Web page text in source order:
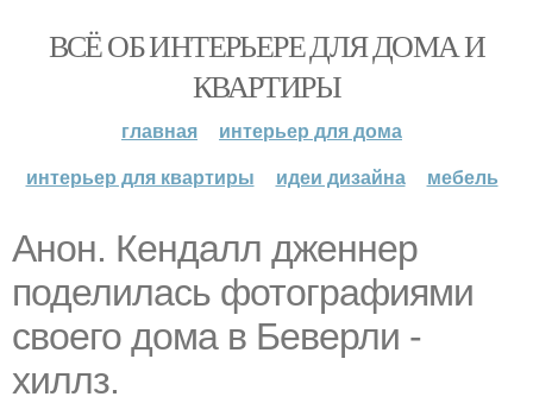
ВСЁ ОБ ИНТЕРЬЕРЕ ДЛЯ ДОМА И
КВАРТИРЫ
главная
интерьер для дома
интерьер для квартиры
идеи дизайна мебель
Анон. Кендалл дженнер
поделилась фотографиями
своего дома в Беверли -
хиллз.